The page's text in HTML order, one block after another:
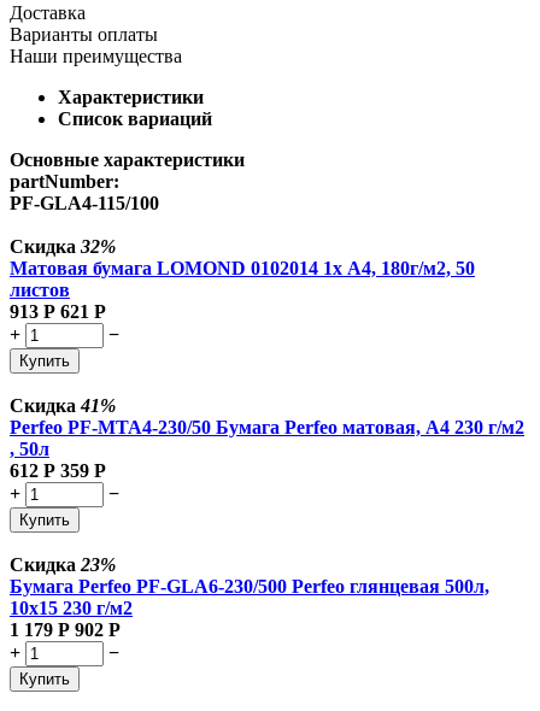
Доставка
Варианты оплаты
Наши преимущества
Характеристики
Список вариаций
Основные характеристики
partNumber:
PF-GLA4-115/100
Скидка 32%
Матовая бумага LOMOND 0102014 1х A4, 180г/м2, 50
листов
913 Р 621 Р
+
−
Купить
Скидка41%
Perfeo PF-MTA4-230/50 Бумага Perfeo матовая, А4 230 г/м2
, 50л
612 Р 359 Р
+
−
Купить
Скидка 23%
Бумага Perfeo PF-GLA6-230/500 Perfeo глянцевая 500л,
10х15 230 г/м2
1 179 Р 902 Р
+
−
Купить